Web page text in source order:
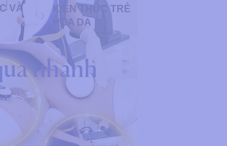
VÀ
KIẾN THỨC TRẺ
HÓA DA
nhanh